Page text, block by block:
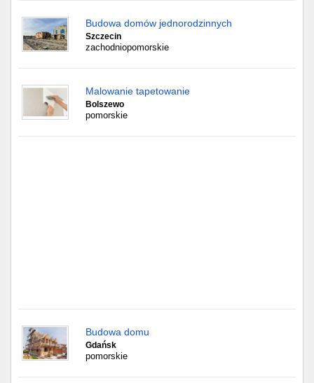
Budowa domów jednorodzinnych
Szczecin
zachodniopomorskie
Malowanie tapetowanie
Bolszewo
pomorskie
Budowa domu
Gdańsk
pomorskie
Olsztyn